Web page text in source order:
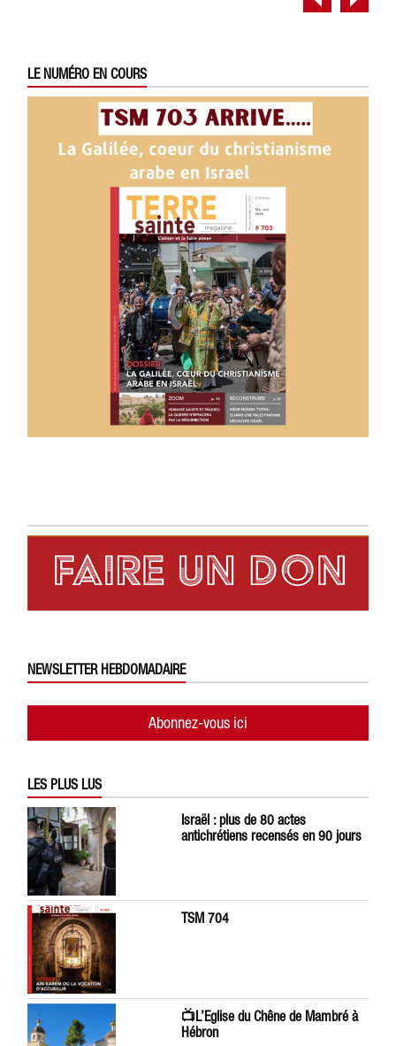
LE NUMÉRO EN COURS
NEWSLETTER HEBDOMADAIRE
Abonnez-vous ici
LES PLUS LUS
Israël : plus de 80 actes
antichrétiens recensés en 90 jours
TSM 704
📺L’Eglise du Chêne de Mambré à
Hébron